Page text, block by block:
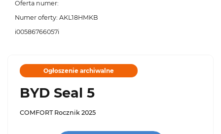
Oferta numer:
Numer oferty: AKL18HMKB
i00586766057i
Ogłoszenie archiwalne
BYD Seal 5
COMFORT Rocznik 2025